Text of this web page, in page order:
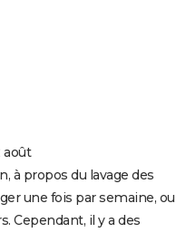
août
à propos du lavage des
une fois par semaine, ou
Cependant, il y a des